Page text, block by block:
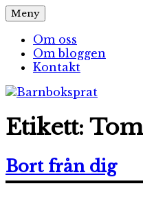
Hoppa
till
innehåll
Barnboksprat
– en blogg om
Meny
Om oss
Om bloggen
Kontakt
Etikett:
Bort från dig